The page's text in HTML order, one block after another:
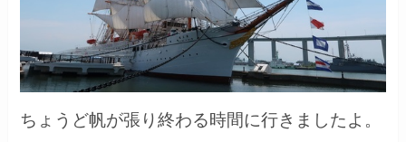
ちょうど帆が張り終わる時間に行きましたよ。